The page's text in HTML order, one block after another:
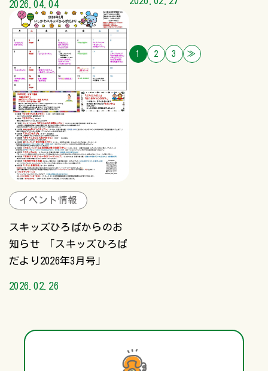
2026.04.04
イベント情報
スキッズひろばからのお
知らせ 「スキッズひろば
だより2026年3月号」
2026.02.26
1 2 3 ≫